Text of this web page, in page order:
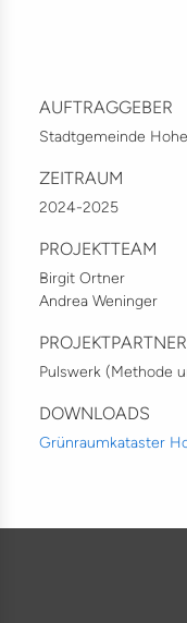
AUFTRAGGEBER
Stadtgemeinde
ZEITRAUM
2024-2025
PROJEKTTEAM
Birgit Ortner
Andrea Weninger
PROJEKTPARTNER
Pulswerk (Methode
DOWNLOADS
Grünraumkataster